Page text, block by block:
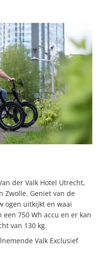
der Valk Hotel Utrecht,
Zwolle. Geniet van de
ogen uitkijkt en waai
750 Wh accu en er kan
van 130 kg.
Valk Exclusief